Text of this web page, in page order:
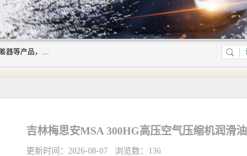
北京中创汇安科贸有限公司专业生产救援三脚架、天鹰4X气体检测仪、梅思安空气呼吸器、霍尼韦尔速差器等产品，品质保障，价格合理，欢迎在线致电咨询。
吉林梅思安MSA 300HG高压空气压缩机润滑油
更新时间：2026-08-07 浏览数：136